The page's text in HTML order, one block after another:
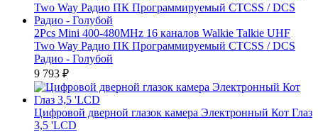
2Pcs Mini 400-480MHz 16 каналов Walkie Talkie UHF
Two Way Радио ПК Программируемый CTCSS / DCS
Радио - Голубой
9 793 ₽
Цифровой дверной глазок камера Электронный Кот Глаз
3,5 'LCD